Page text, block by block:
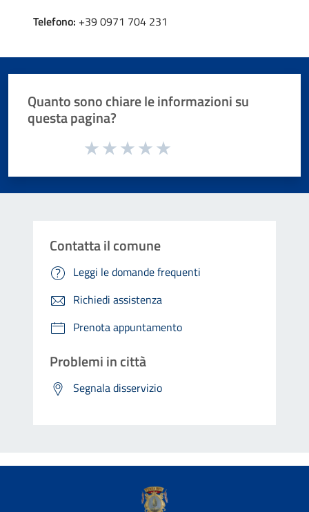
Telefono: +39 0971 704 231
Quanto sono chiare le informazioni su
questa pagina?
Valuta da 1 a 5 stelle la pagina
Contatta il comune
Leggi le domande frequenti
Richiedi assistenza
Prenota appuntamento
Problemi in città
Segnala disservizio